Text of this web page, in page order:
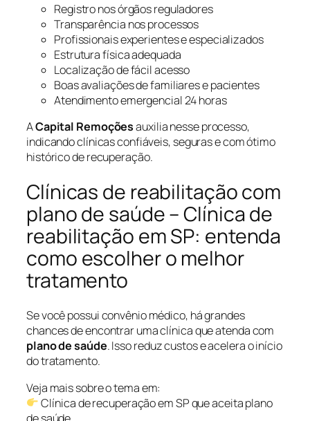
Registro nos órgãos reguladores
Transparência nos processos
Profissionais experientes e especializados
Estrutura física adequada
Localização de fácil acesso
Boas avaliações de familiares e pacientes
Atendimento emergencial 24 horas
ACapital Remoçõesauxilia nesse processo,
indicando clínicas confiáveis, seguras e com ótimo
histórico de recuperação.
Clínicas de reabilitação com
plano de saúde – Clínica de
reabilitação em SP: entenda
como escolher o melhor
tratamento
Se você possui convênio médico, há grandes
chances de encontrar uma clínica que atenda com
plano de saúde. Isso reduz custos e acelera o início
do tratamento.
Veja mais sobre o tema em:
Clínica de recuperação em SP que aceita plano